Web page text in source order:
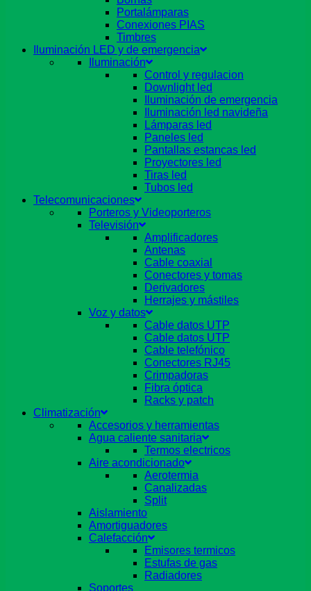
Portalámparas
Conexiones PIAS
Timbres
Iluminación LED y de emergencia
Iluminación
Control y regulacion
Downlight led
Iluminación de emergencia
Iluminación led navideña
Lámparas led
Paneles led
Pantallas estancas led
Proyectores led
Tiras led
Tubos led
Telecomunicaciones
Porteros y Videoporteros
Televisión
Amplificadores
Antenas
Cable coaxial
Conectores y tomas
Derivadores
Herrajes y mástiles
Voz y datos
Cable datos UTP
Cable datos UTP
Cable telefónico
Conectores RJ45
Crimpadoras
Fibra óptica
Racks y patch
Climatización
Accesorios y herramientas
Agua caliente sanitaria
Termos electricos
Aire acondicionado
Aerotermia
Canalizadas
Split
Aislamiento
Amortiguadores
Calefacción
Emisores termicos
Estufas de gas
Radiadores
Soportes